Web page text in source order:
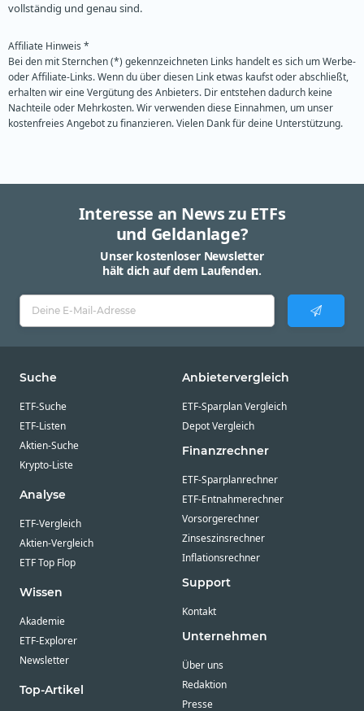
vollständig und genau sind.
Affiliate Hinweis *
Bei den mit Sternchen (*) gekennzeichneten Links handelt es sich um Werbe-
oder Affiliate-Links. Wenn du über diesen Link etwas kaufst oder abschließt,
erhalten wir eine Vergütung des Anbieters. Dir entstehen dadurch keine
Nachteile oder Mehrkosten. Wir verwenden diese Einnahmen, um unser
kostenfreies Angebot zu finanzieren. Vielen Dank für deine Unterstützung.
Interesse an News zu ETFs
und Geldanlage?
Unser kostenloser Newsletter
hält dich auf dem Laufenden.
Suche
ETF-Suche
ETF-Listen
Aktien-Suche
Krypto-Liste
Analyse
ETF-Vergleich
Aktien-Vergleich
ETF Top Flop
Wissen
Akademie
ETF-Explorer
Newsletter
Top-Artikel
Anbietervergleich
ETF-Sparplan Vergleich
Depot Vergleich
Finanzrechner
ETF-Sparplanrechner
ETF-Entnahmerechner
Vorsorgerechner
Zinseszinsrechner
Inflationsrechner
Support
Kontakt
Unternehmen
Über uns
Redaktion
Presse